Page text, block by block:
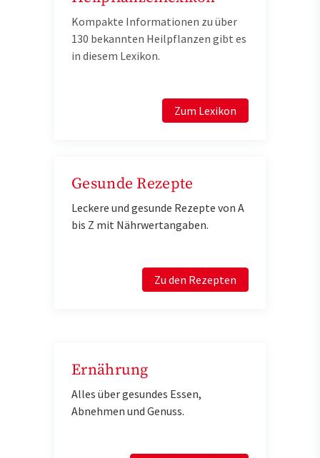
Kompakte Informationen zu über
130 bekannten Heilpflanzen gibt es
in diesem Lexikon.
Zum Lexikon
Gesunde Rezepte
Leckere und gesunde Rezepte von A
bis Z mit Nährwertangaben.
Zu den Rezepten
Ernährung
Alles über gesundes Essen,
Abnehmen und Genuss.